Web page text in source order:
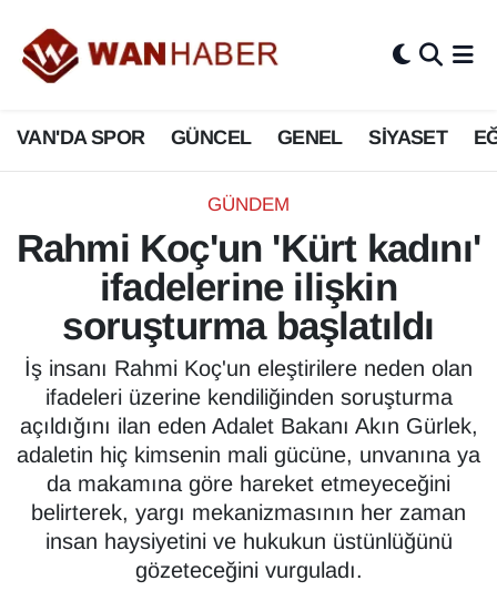
VAN'DA SPOR GÜNCEL GENEL SİYASET
GÜNDEM
Rahmi Koç'un 'Kürt kadını'
ifadelerine ilişkin
soruşturma başlatıldı
İş insanı Rahmi Koç'un eleştirilere neden olan
ifadeleri üzerine kendiliğinden soruşturma
açıldığını ilan eden Adalet Bakanı Akın Gürlek,
adaletin hiç kimsenin mali gücüne, unvanına ya
da makamına göre hareket etmeyeceğini
belirterek, yargı mekanizmasının her zaman
insan haysiyetini ve hukukun üstünlüğünü
gözeteceğini vurguladı.
3.SAYFA
ASAYİŞ
BİLİM VE TEKNOLOJİ
Biyografi
Bölge Haberleri
ÇEVRE
Deprem
Dernekler, Odalar
Diğer
Van Nöbetçi Eczaneler
Van Hava Durumu
Van Namaz Vakitleri
Van Trafik Yoğunluk Haritası
Süper Lig Puan Durumu ve Fikstür
Tüm Manşetler
Son Dakika Haberleri
Haber Arşivi